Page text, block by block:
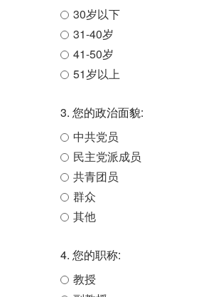
30岁以下
31-40岁
41-50岁
51岁以上
3. 您的政治面貌:
中共党员
民主党派成员
共青团员
群众
其他
4. 您的职称:
教授